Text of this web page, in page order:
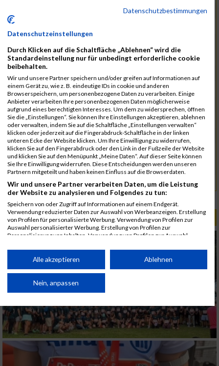
00:49:10.8
8655
8580
Heidrich
00:52:25.9
8647
Fehmer
00:53:26.5
8605
Rohr
00:57:37.9
8574
Döhler
00:58:59.7
8609
Ruthsatz
00:58:59.7
8631
Zeltsch
00:58:59.9
8620
Stark
01:01:51.8
8606
Römer
01:01:52.7
ALBUM B2RUN MÜNCHEN / 15.07.2026
Datenschutzbestimmungen
Datenschutzeinstellungen
Durch Klicken auf die Schaltfläche „Ablehnen“ wird die
Standardeinstellung nur für unbedingt erforderliche cookie
beibehalten.
Wir und unsere Partner speichern und/oder greifen auf Informationen auf
einem Gerät zu, wie z. B. eindeutige IDs in cookie und anderen
Browserspeichern, um personenbezogene Daten zu verarbeiten. Einige
Anbieter verarbeiten Ihre personenbezogenen Daten möglicherweise
aufgrund eines berechtigten Interesses. Um dem zu widersprechen, öffnen
Sie die „Einstellungen“. Sie können Ihre Einstellungen akzeptieren, ablehnen
oder verwalten, indem Sie auf die Schaltfläche „Einstellungen verwalten“
klicken oder jederzeit auf die Fingerabdruck-Schaltfläche in der linken
unteren Ecke der Website klicken. Um Ihre Einwilligung zu widerrufen,
klicken Sie auf den Fingerabdruck oder den Link in der Fußzeile der Website
und klicken Sie auf den Menüpunkt „Meine Daten“. Auf dieser Seite können
Sie Ihre Einwilligung widerrufen. Diese Entscheidungen werden unseren
Partnern mitgeteilt und haben keinen Einfluss auf die Browserdaten.
Wir und unsere Partner verarbeiten Daten, um die Leistung
der Website zu analysieren und Folgendes zu tun:
Speichern von oder Zugriff auf Informationen auf einem Endgerät.
Verwendung reduzierter Daten zur Auswahl von Werbeanzeigen. Erstellung
von Profilen für personalisierte Werbung. Verwendung von Profilen zur
Auswahl personalisierter Werbung. Erstellung von Profilen zur
Personalisierung von Inhalten. Verwendung von Profilen zur Auswahl
Performance von Inhalten. Analyse von Zielgruppen durch Statistiken oder
Kombinationen von Daten aus verschiedenen Quellen. Entwicklung und
von Inhalten.
Daten können außerhalb der Europäischen Union weitergegeben und in die
Website/App.
Partnerliste anzeigen (1 IAB-Anbieter)
Wir nutzen Ihre Daten für folgende Zwecke:
IAB-Verarbeitungszwecke:
Alle akzeptieren Ablehnen
Nein, anpassen